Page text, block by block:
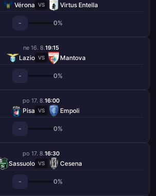
Vérona VS Virtus Entella
- 0%
ne 16. 8.19:15
Lazio VS Mantova
- 0%
po 17. 8.16:00
Pisa VS Empoli
- 0%
po 17. 8.16:30
Sassuolo VS Cesena
- 0%